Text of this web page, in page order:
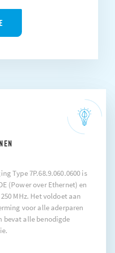
Type 7P.68.9.060.0600 is
(Power over Ethernet) en
MHz. Het voldoet aan
voor alle aderparen
bevat alle benodigde